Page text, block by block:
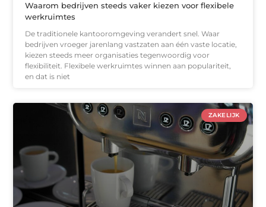
Waarom bedrijven steeds vaker kiezen voor flexibele
werkruimtes
De traditionele kantooromgeving verandert snel. Waar
bedrijven vroeger jarenlang vastzaten aan één vaste locatie,
kiezen steeds meer organisaties tegenwoordig voor
flexibiliteit. Flexibele werkruimtes winnen aan populariteit,
en dat is niet
ZAKELIJK